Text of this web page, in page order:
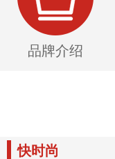
品牌介绍
快时尚